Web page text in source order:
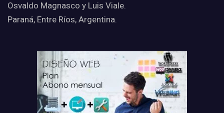
Osvaldo Magnasco y Luis Viale.
Paraná, Entre Ríos, Argentina.